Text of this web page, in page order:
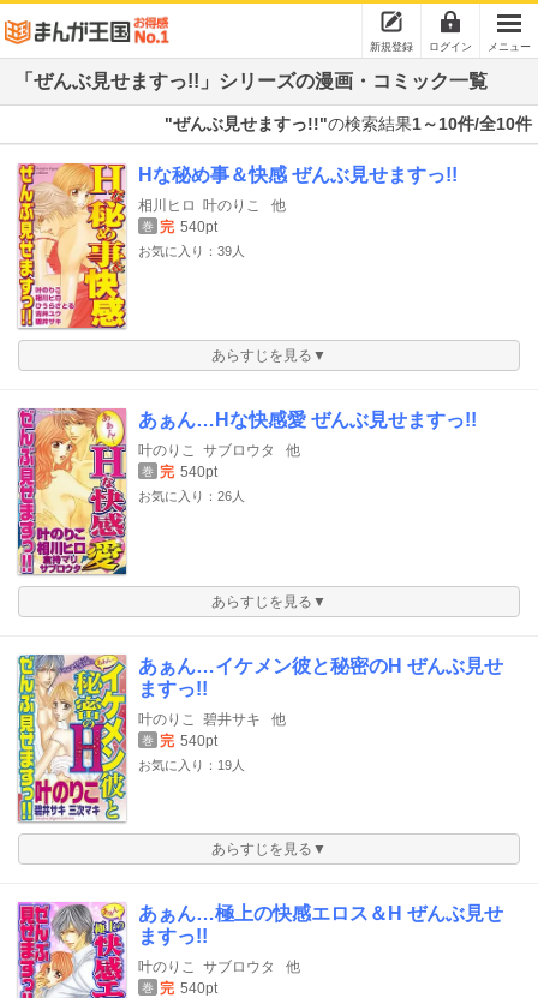
新規登録 ログイン メニュー
「ぜんぶ見せますっ!!」シリーズの漫画・コミック一覧
"ぜんぶ見せますっ!!"の検索結果1～10件/全10件
Hな秘め事＆快感 ぜんぶ見せますっ!!
相川ヒロ 叶のりこ 他
巻 完 540pt
お気に入り：39人
あらすじを見る▼
あぁん…Hな快感愛 ぜんぶ見せますっ!!
叶のりこ サブロウタ 他
巻 完 540pt
お気に入り：26人
あらすじを見る▼
あぁん…イケメン彼と秘密のH ぜんぶ見せ
ますっ!!
叶のりこ 碧井サキ 他
巻 完 540pt
お気に入り：19人
あらすじを見る▼
あぁん…極上の快感エロス＆H ぜんぶ見せ
ますっ!!
叶のりこ サブロウタ 他
巻 完 540pt